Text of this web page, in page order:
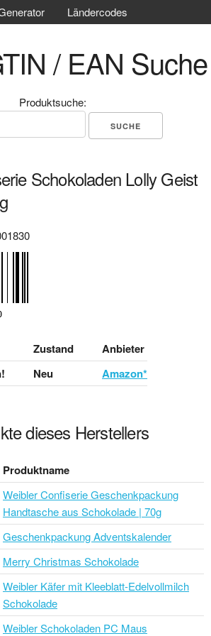
Ländercodes
/ EAN Suche
Produktsuche:
Schokoladen Lolly Geist
Zustand
Anbieter
Neu Amazon*
dieses Herstellers
Produktname
Weibler Confiserie Geschenkpackung
Handtasche aus Schokolade | 70g
Geschenkpackung Adventskalender
Merry Christmas Schokolade
Weibler Käfer mit Kleeblatt-Edelvollmilch
Schokolade
Weibler Schokoladen PC Maus